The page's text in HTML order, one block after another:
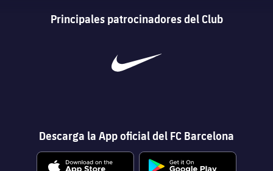
Principales patrocinadores del Club
Descarga la App oficial del FC Barcelona